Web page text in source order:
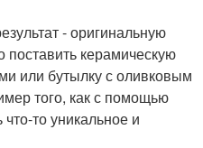
- оригинальную
поставить керамическую
или бутылку с оливковым
того, как с помощью
то уникальное и